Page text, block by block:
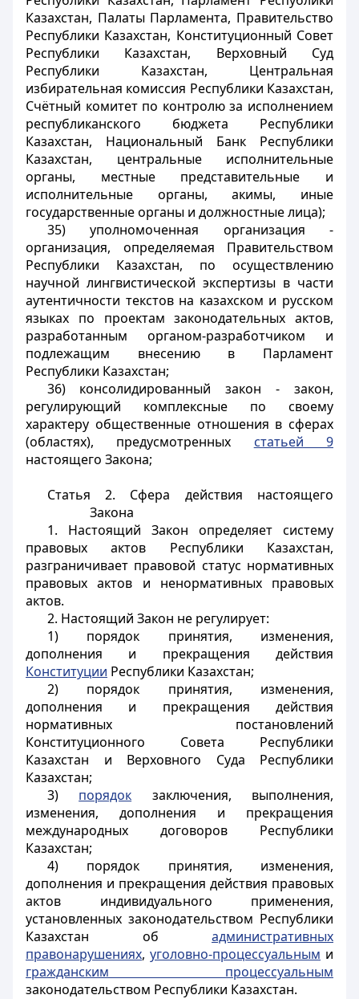
Казахстан, Палаты Парламента, Правительство
Республики Казахстан, Конституционный Совет
Республики Казахстан, Верховный Суд
Республики Казахстан, Центральная
избирательная комиссия Республики Казахстан,
Счётный комитет по контролю за исполнением
республиканского бюджета Республики
Казахстан, Национальный Банк Республики
Казахстан, центральные исполнительные
органы, местные представительные и
исполнительные органы, акимы, иные
государственные органы и должностные лица);
35) уполномоченная организация -
организация, определяемая Правительством
Республики Казахстан, по осуществлению
научной лингвистической экспертизы в части
аутентичности текстов на казахском и русском
языках по проектам законодательных актов,
разработанным органом-разработчиком и
подлежащим внесению в Парламент
Республики Казахстан;
36) консолидированный закон - закон,
регулирующий комплексные по своему
характеру общественные отношения в сферах
(областях), предусмотренных статьей 9
настоящего Закона;
Статья 2. Сфера действия настоящего
Закона
1. Настоящий Закон определяет систему
правовых актов Республики Казахстан,
разграничивает правовой статус нормативных
правовых актов и ненормативных правовых
актов.
2. Настоящий Закон не регулирует:
1) порядок принятия, изменения,
дополнения и прекращения действия
Конституции Республики Казахстан;
2) порядок принятия, изменения,
дополнения и прекращения действия
нормативных постановлений
Конституционного Совета Республики
Казахстан и Верховного Суда Республики
Казахстан;
3) порядок заключения, выполнения,
изменения, дополнения и прекращения
международных договоров Республики
Казахстан;
4) порядок принятия, изменения,
дополнения и прекращения действия правовых
актов индивидуального применения,
установленных законодательством Республики
Казахстан об административных
правонарушениях, уголовно-процессуальным и
гражданским процессуальным
законодательством Республики Казахстан.